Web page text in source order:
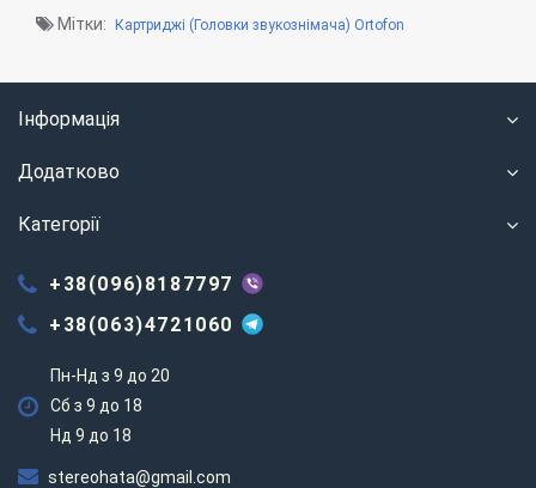
Мітки: Картриджі (Головки звукознімача) Ortofon
Інформація
Додатково
Категорії
+38(096)8187797
+38(063)4721060
Пн-Нд з 9 до 20
Сб з 9 до 18
Нд 9 до 18
stereohata@gmail.com